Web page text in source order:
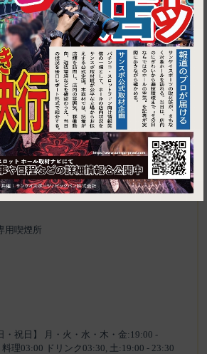
沢建物新橋ビル 1F
店
用喫煙所、喫煙可能施設
用喫煙所
・祝日】 月・火・水・木・金:19:00 -
料理03:00 ドリンク03:30, 土:19:00 - 23:30